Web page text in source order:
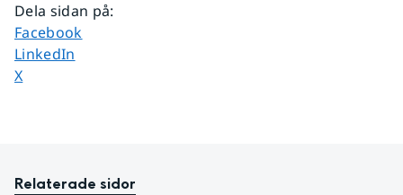
Dela sidan på:
Dela sidan på
Facebook
Dela sidan på
LinkedIn
Dela sidan på
X
Relaterade sidor